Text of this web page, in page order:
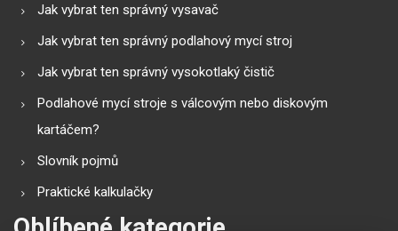
Jak vybrat ten správný vysavač
Jak vybrat ten správný podlahový mycí stroj
Jak vybrat ten správný vysokotlaký čistič
Podlahové mycí stroje s válcovým nebo diskovým
kartáčem?
Slovník pojmů
Praktické kalkulačky